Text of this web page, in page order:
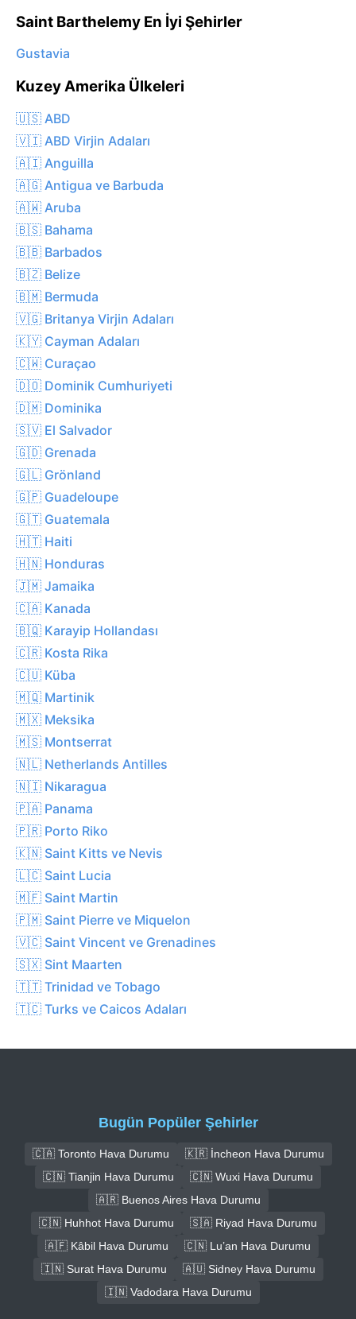
Saint Barthelemy En İyi Şehirler
Gustavia
Kuzey Amerika Ülkeleri
🇺🇸 ABD
🇻🇮 ABD Virjin Adaları
🇦🇮 Anguilla
🇦🇬 Antigua ve Barbuda
🇦🇼 Aruba
🇧🇸 Bahama
🇧🇧 Barbados
🇧🇿 Belize
🇧🇲 Bermuda
🇻🇬 Britanya Virjin Adaları
🇰🇾 Cayman Adaları
🇨🇼 Curaçao
🇩🇴 Dominik Cumhuriyeti
🇩🇲 Dominika
🇸🇻 El Salvador
🇬🇩 Grenada
🇬🇱 Grönland
🇬🇵 Guadeloupe
🇬🇹 Guatemala
🇭🇹 Haiti
🇭🇳 Honduras
🇯🇲 Jamaika
🇨🇦 Kanada
🇧🇶 Karayip Hollandası
🇨🇷 Kosta Rika
🇨🇺 Küba
🇲🇶 Martinik
🇲🇽 Meksika
🇲🇸 Montserrat
🇳🇱 Netherlands Antilles
🇳🇮 Nikaragua
🇵🇦 Panama
🇵🇷 Porto Riko
🇰🇳 Saint Kitts ve Nevis
🇱🇨 Saint Lucia
🇲🇫 Saint Martin
🇵🇲 Saint Pierre ve Miquelon
🇻🇨 Saint Vincent ve Grenadines
🇸🇽 Sint Maarten
🇹🇹 Trinidad ve Tobago
🇹🇨 Turks ve Caicos Adaları
Bugün Popüler Şehirler
🇨🇦 Toronto Hava Durumu
🇰🇷 İncheon Hava Durumu
🇨🇳 Tianjin Hava Durumu
🇨🇳 Wuxi Hava Durumu
🇦🇷 Buenos Aires Hava Durumu
🇨🇳 Huhhot Hava Durumu
🇸🇦 Riyad Hava Durumu
🇦🇫 Kâbil Hava Durumu
🇨🇳 Lu’an Hava Durumu
🇮🇳 Surat Hava Durumu
🇦🇺 Sidney Hava Durumu
🇮🇳 Vadodara Hava Durumu